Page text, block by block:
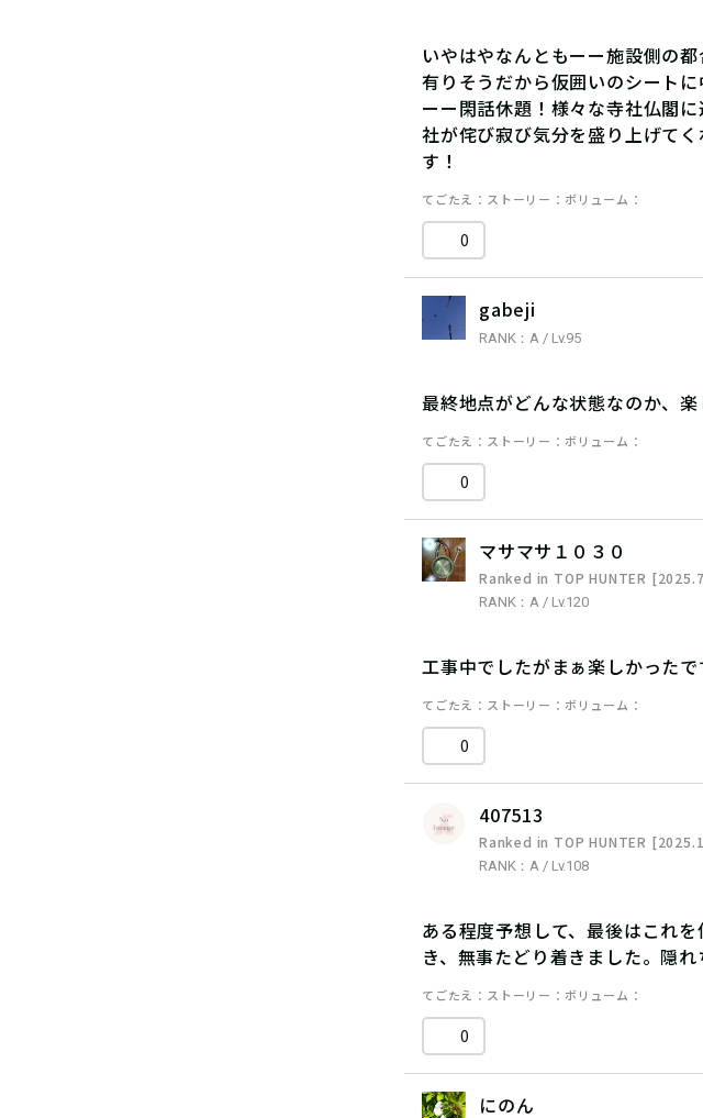
いやはやなんともーー施設側の
有りそうだから仮囲いのシート
ーー閑話休題！様々な寺社仏閣
社が侘び寂び気分を盛り上げて
す！
てごたえ ストーリー ボリューム
0
gabeji
RANK：A / Lv.95
最終地点がどんな状態なのか、
てごたえ ストーリー ボリューム
0
マサマサ１０３０
Ranked in TOP HUNTER
RANK：A / Lv.120
工事中でしたがまぁ楽しかったで
てごたえ ストーリー ボリューム
0
407513
Ranked in TOP HUNTER
RANK：A / Lv.108
ある程度予想して、最後はこれ
き、無事たどり着きました。隠
てごたえ ストーリー ボリューム
0
にのん